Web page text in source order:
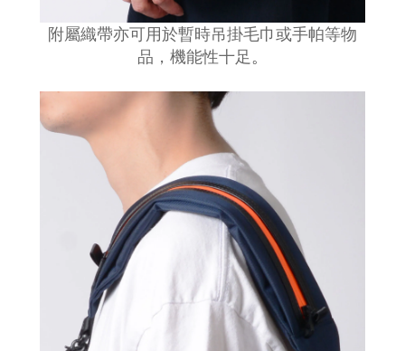
附屬織帶亦可用於暫時吊掛毛巾或手帕等物
品，機能性十足 。